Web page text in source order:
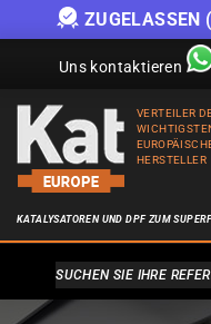
ZUGELASSEN
Uns kontaktieren
VERTEILER
HERSTELLER
KATALYSATOREN UND DPF ZUM
SUCHEN SIE IHRE